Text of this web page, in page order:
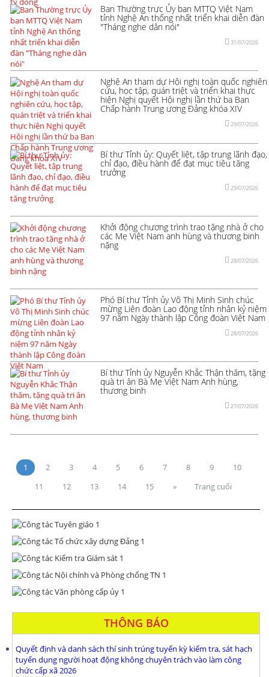
Ban Thường trực Ủy ban MTTQ Việt Nam
tỉnh Nghệ An thống nhất triển khai diễn đàn
"Tháng nghe dân nói"
31/07/2026
Nghệ An tham dự Hội nghị toàn quốc nghiên
cứu, học tập, quán triệt và triển khai thực
hiện Nghị quyết Hội nghị lần thứ ba Ban
Chấp hành Trung ương Đảng khóa XIV
29/07/2026
Bí thư Tỉnh ủy: Quyết liệt, tập trung lãnh đạo,
chỉ đạo, điều hành để đạt mục tiêu tăng
trưởng
29/07/2026
Khởi động chương trình trao tặng nhà ở cho
các Mẹ Việt Nam anh hùng và thương binh
nặng
28/07/2026
Phó Bí thư Tỉnh ủy Võ Thị Minh Sinh chúc
mừng Liên đoàn Lao động tỉnh nhân kỷ niệm
97 năm Ngày thành lập Công đoàn Việt Nam
28/07/2026
Bí thư Tỉnh ủy Nguyễn Khắc Thận thăm, tặng
quà tri ân Bà Mẹ Việt Nam Anh hùng,
thương binh
27/07/2026
1 2 3 4 5 6 7 8 9
10
11
12 13 14 15 » Trang cuối
THÔNG BÁO
Quyết định và danh sách thí sinh trúng tuyển kỳ kiểm tra, sát hạch
tuyển dụng người hoạt động không chuyên trách vào làm công
chức cấp xã 2026